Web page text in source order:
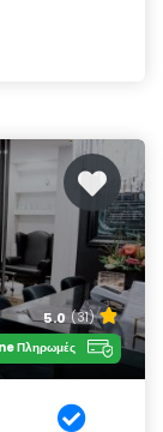
5.0 (31)
Πληρωμές